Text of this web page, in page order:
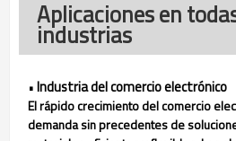
Aplicaciones en
industrias
•Industria del comercio electrónico
El rápido crecimiento del comercio
demanda sin precedentes de